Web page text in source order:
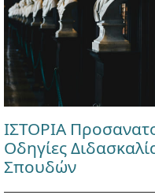
ΙΣΤΟΡΙΑ
Οδηγίες
Σπουδών